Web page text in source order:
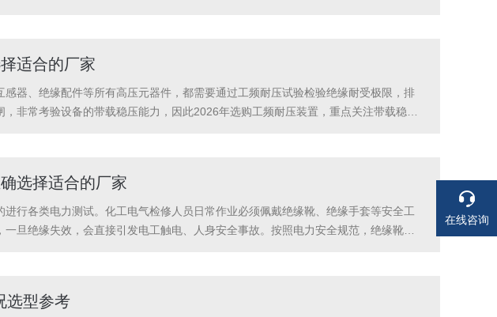
适合的厂家
器、绝缘配件等所有高压元器件，都需要通过工频耐压试验检验绝缘耐受极限，排
非常考验设备的带载稳压能力，因此2026年选购工频耐压装置，重点关注带载稳定
选择适合的厂家
行各类电力测试。化工电气检修人员日常作业必须佩戴绝缘靴、绝缘手套等安全工
旦绝缘失效，会直接引发电工触电、人身安全事故。按照电力安全规范，绝缘靴、
选型参考
在线咨询